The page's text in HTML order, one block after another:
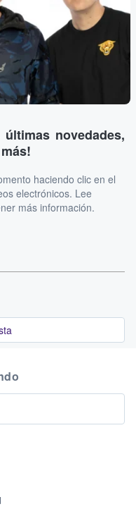
novedades,
haciendo clic en el
electrónicos. Lee
más información.